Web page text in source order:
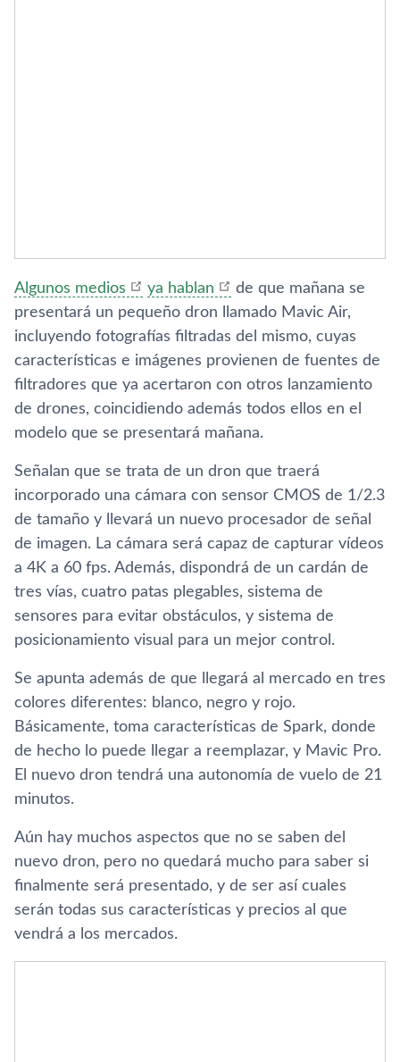
Algunos medios ya hablan
de que mañana se
presentará un pequeño dron llamado Mavic Air,
incluyendo fotografí­as filtradas del mismo, cuyas
caracterí­sticas e imágenes provienen de fuentes de
filtradores que ya acertaron con otros lanzamiento
de drones, coincidiendo además todos ellos en el
modelo que se presentará mañana.
Señalan que se trata de un dron que traerá
incorporado una cámara con sensor CMOS de 1/2.3
de tamaño y llevará un nuevo procesador de señal
de imagen. La cámara será capaz de capturar ví­deos
a 4K a 60 fps. Además, dispondrá de un cardán de
tres ví­as, cuatro patas plegables, sistema de
sensores para evitar obstáculos, y sistema de
posicionamiento visual para un mejor control.
Se apunta además de que llegará al mercado en tres
colores diferentes: blanco, negro y rojo.
Básicamente, toma caracterí­sticas de Spark, donde
de hecho lo puede llegar a reemplazar, y Mavic Pro.
El nuevo dron tendrá una autonomí­a de vuelo de 21
minutos.
Aún hay muchos aspectos que no se saben del
nuevo dron, pero no quedará mucho para saber si
finalmente será presentado, y de ser así­ cuales
serán todas sus caracterí­sticas y precios al que
vendrá a los mercados.